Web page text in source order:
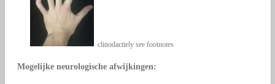
clinodactiely see footnotes
Mogelijke neurologische afwijkingen: